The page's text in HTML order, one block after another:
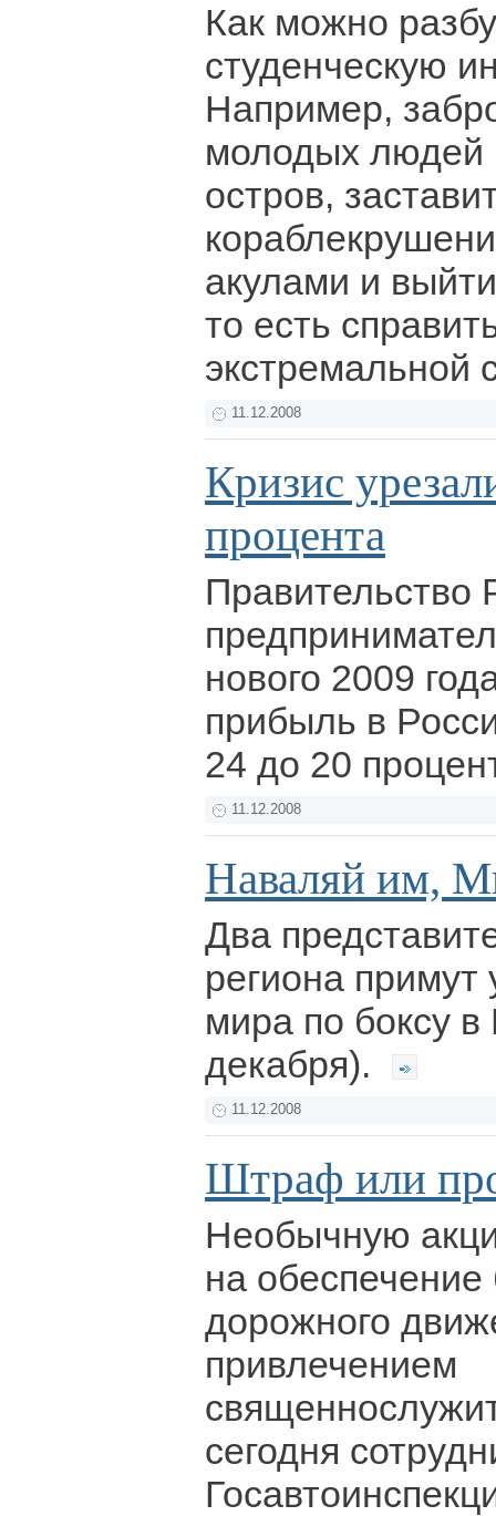
Как можно
студенческую
Например,
молодых людей
остров,
акулами и
то есть
экстремальной
11.12.2008
Кризис
процента
Правительство
нового 2009
прибыль в
24 до 20
11.12.2008
Наваляй им,
Два
региона примут
мира по боксу
декабря).
11.12.2008
Штраф или
Необычную
на обеспечение
дорожного
привлечением
сегодня